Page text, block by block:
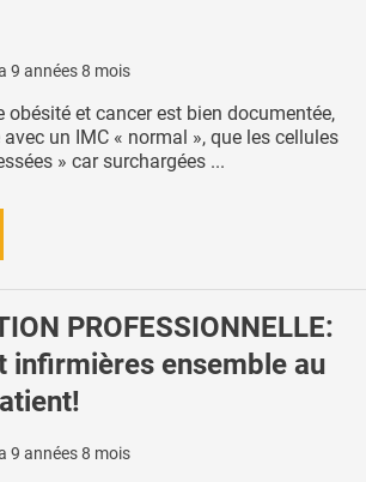
9 années 8 mois
obésité et cancer est bien documentée,
un IMC « normal », que les cellules
» car surchargées ...
PROFESSIONNELLE:
infirmières ensemble au
9 années 8 mois